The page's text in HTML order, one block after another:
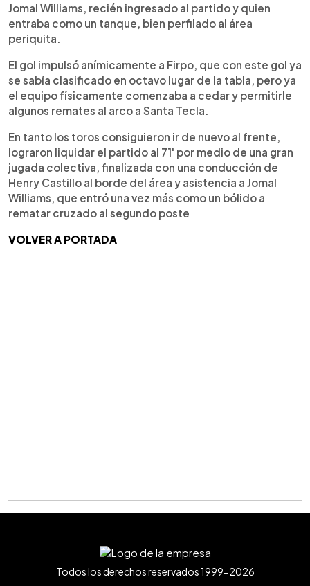
Jomal Williams, recién ingresado al partido y quien
entraba como un tanque, bien perfilado al área
periquita.
El gol impulsó anímicamente a Firpo, que con este gol ya
se sabía clasificado en octavo lugar de la tabla, pero ya
el equipo físicamente comenzaba a cedar y permitirle
algunos remates al arco a Santa Tecla.
En tanto los toros consiguieron ir de nuevo al frente,
lograron liquidar el partido al 71' por medio de una gran
jugada colectiva, finalizada con una conducción de
Henry Castillo al borde del área y asistencia a Jomal
Williams, que entró una vez más como un bólido a
rematar cruzado al segundo poste
VOLVER A PORTADA
Todos los derechos reservados 1999-2026